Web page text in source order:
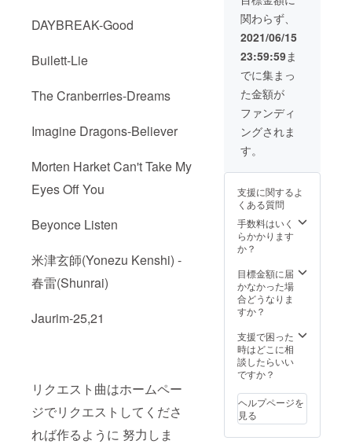
DAYBREAK-Good
Builett-Lie
The Cranberries-Dreams
Imagine Dragons-Believer
Morten Harket Can't Take My
Eyes Off You
Beyonce Listen
米津玄師(Yonezu Kenshi) -
春雷(Shunrai)
Jaurim-25,21
リクエスト曲はホームペー
ジでリクエストしてくださ
れば作るように 努力しま
造工程
上の都
合等に
荷時期
が遅れ
る場合
があり
ます。
※使用感
に関す
換は出
来ませ
ん。
デザイ
ン・仕
様は変
更にな
る可能
性もご
ざいま
す。予
めご了
承くだ
さい。
使用部
材の供
給状
況、製
造工程
上の都
荷時期
が遅れ
る場合
※使用感
に関す
る返
品・交
来ませ
ん。
後523日
間に限
り無料
で自動
更新）
※皆様の
ご支援
により
量産効
率が向
上した
売価格
予定価
格より
下がる
可能性
もござ
す。 ※
デザイ
ン・仕
様は変
る可能
性もご
ざいま
す。予
承くだ
さい。
※ご注文
状況、
関わらず、
2021/06/15
23:59:59ま
でに集まっ
た金額が
ファンディ
ングされま
す。
支援に関するよ
くある質問
手数料はいく
らかかります
か？
目標金額に届
かなかった場
合どうなりま
すか？
支援で困った
時はどこに相
談したらいい
ですか？
ヘルプページを
見る